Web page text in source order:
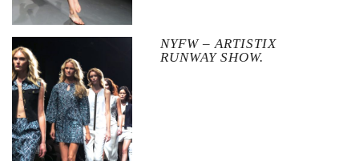
NYFW – ARTISTIX
RUNWAY SHOW.